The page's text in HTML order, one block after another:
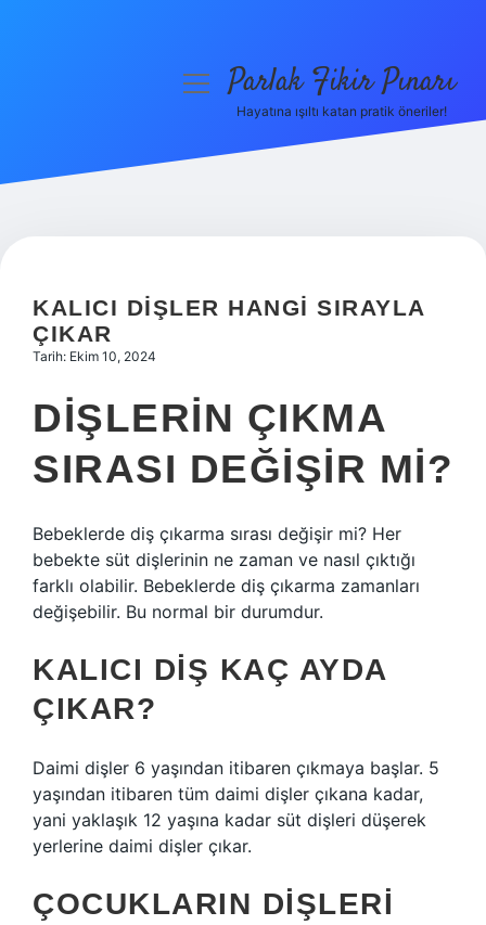
Hakkımızda
menüyüParlak Fikir Pınarı
Hayatına ışıltı katan pratik öneriler!
KALICI DIŞLER HANGI SIRAYLA
ÇIKAR
Tarih: Ekim 10, 2024
DIŞLERIN ÇIKMA
SIRASI DEĞIŞIR MI?
Bebeklerde diş çıkarma sırası değişir mi? Her
bebekte süt dişlerinin ne zaman ve nasıl çıktığı
farklı olabilir. Bebeklerde diş çıkarma zamanları
değişebilir. Bu normal bir durumdur.
KALICI DIŞ KAÇ AYDA
ÇIKAR?
Daimi dişler 6 yaşından itibaren çıkmaya başlar. 5
yaşından itibaren tüm daimi dişler çıkana kadar,
yani yaklaşık 12 yaşına kadar süt dişleri düşerek
yerlerine daimi dişler çıkar.
ÇOCUKLARIN DIŞLERI